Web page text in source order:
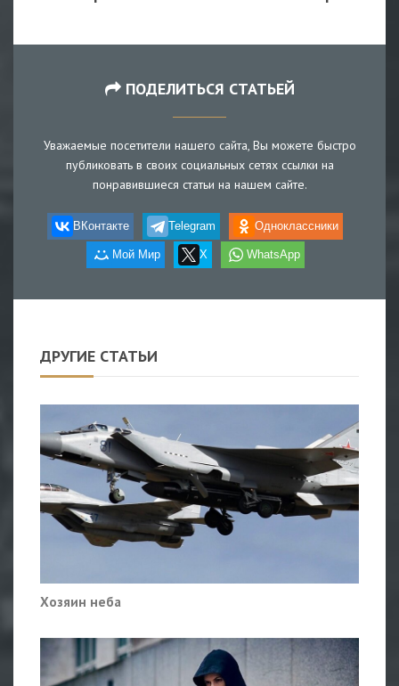
ПОДЕЛИТЬСЯ СТАТЬЕЙ
Уважаемые посетители нашего сайта, Вы можете быстро
публиковать в своих социальных сетях ссылки на
понравившиеся статьи на нашем сайте.
ВКонтакте Telegram Одноклассники
Мой Мир X WhatsApp
ДРУГИЕ СТАТЬИ
Хозяин неба